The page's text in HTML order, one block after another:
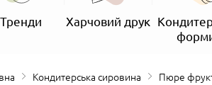
Тренди Харчовий друк
Кондитерська сировина Пюре